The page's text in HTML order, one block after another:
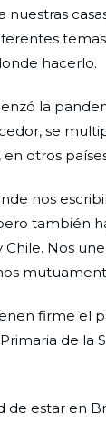
nuestras
hacerlo.
la
se
otros
nos
también
Chile. Nos
firme el
de la
de estar en